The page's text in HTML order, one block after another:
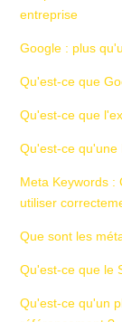
entreprise
Google : plus
Qu'est-ce que
Qu'est-ce que
Qu'est-ce qu'une
Meta Keywords :
utiliser
Que sont les
Qu'est-ce que le
Qu'est-ce qu'un